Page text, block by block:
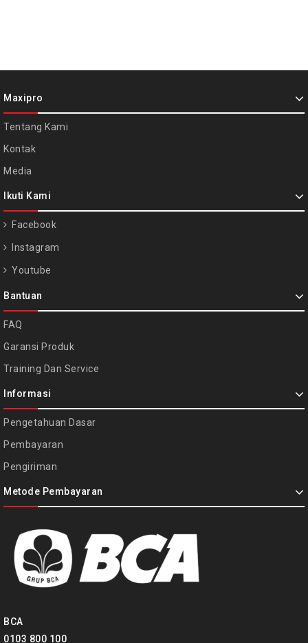
Maxipro
Tentang Kami
Kontak
Media
Ikuti Kami
Facebook
Instagram
Youtube
Bantuan
FAQ
Garansi Produk
Training Dan Service
Informasi
Pengetahuan Dasar
Pembayaran
Pengiriman
Metode Pembayaran
BCA
0103 800 100